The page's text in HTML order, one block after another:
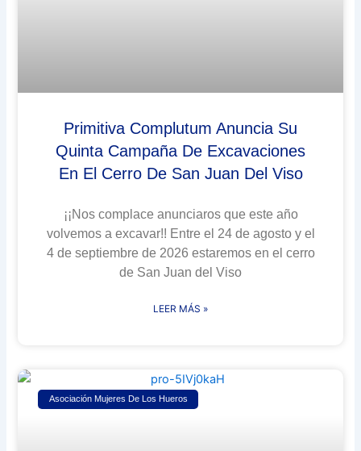
Primitiva Complutum Anuncia Su
Quinta Campaña De Excavaciones
En El Cerro De San Juan Del Viso
¡¡Nos complace anunciaros que este año
volvemos a excavar!! Entre el 24 de agosto y el
4 de septiembre de 2026 estaremos en el cerro
de San Juan del Viso
LEER MÁS »
Asociación Mujeres De Los Hueros